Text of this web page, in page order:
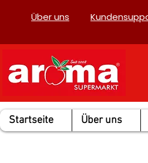
Über uns
Startseite Über uns